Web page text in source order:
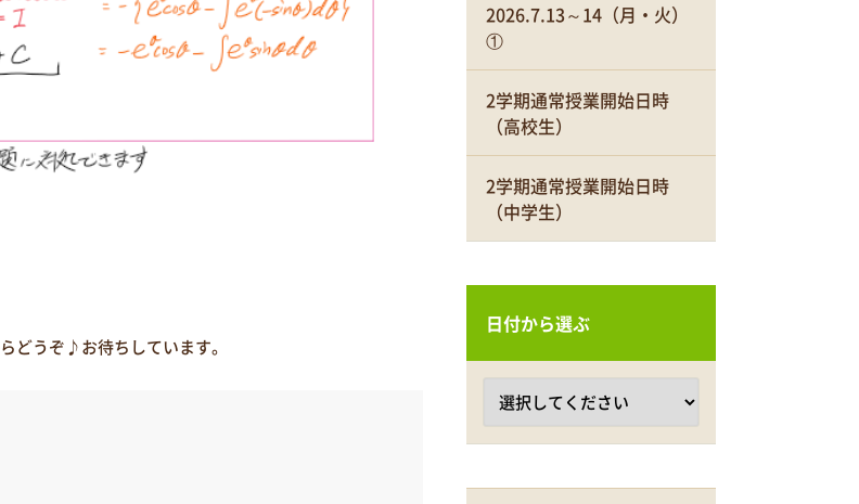
どうぞ♪お待ちしています。
2026.7.13～14（月・火）
①
2学期通常授業開始日時
（高校生）
2学期通常授業開始日時
（中学生）
日付から選ぶ